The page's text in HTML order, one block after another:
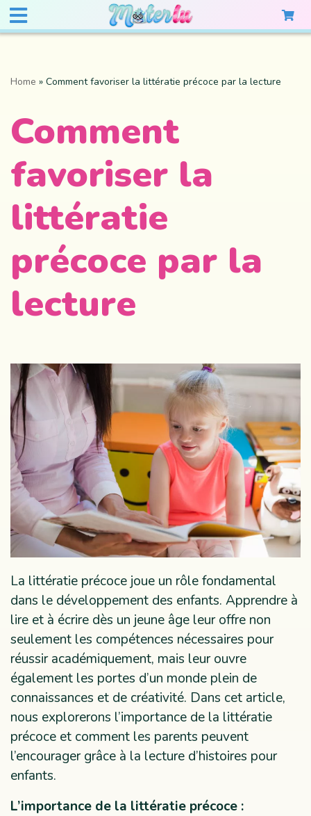
Home » Comment favoriser la littératie précoce par la lecture
Comment
favoriser la
littératie
précoce par la
lecture
La littératie précoce joue un rôle fondamental
dans le développement des enfants. Apprendre à
lire et à écrire dès un jeune âge leur offre non
seulement les compétences nécessaires pour
réussir académiquement, mais leur ouvre
également les portes d’un monde plein de
connaissances et de créativité. Dans cet article,
nous explorerons l’importance de la littératie
précoce et comment les parents peuvent
l’encourager grâce à la lecture d’histoires pour
enfants.
L’importance de la littératie précoce :